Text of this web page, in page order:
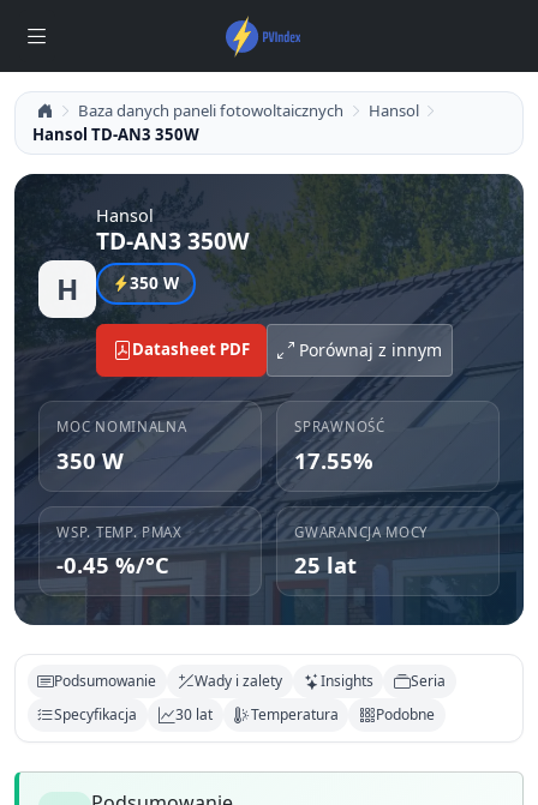
Baza danych paneli fotowoltaicznych
Hansol
Hansol TD-AN3 350W
H
Hansol
TD-AN3 350W
350 W
Datasheet PDF Porównaj z innym
MOC NOMINALNA
350 W
SPRAWNOŚĆ
17.55%
WSP. TEMP. PMAX
-0.45 %/°C
GWARANCJA MOCY
25 lat
Podsumowanie Wady i zalety Insights
Seria
Specyfikacja
30 lat Temperatura Podobne